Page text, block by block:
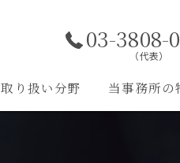
03-3808-
（代表）
取り扱い分野 当事務所の